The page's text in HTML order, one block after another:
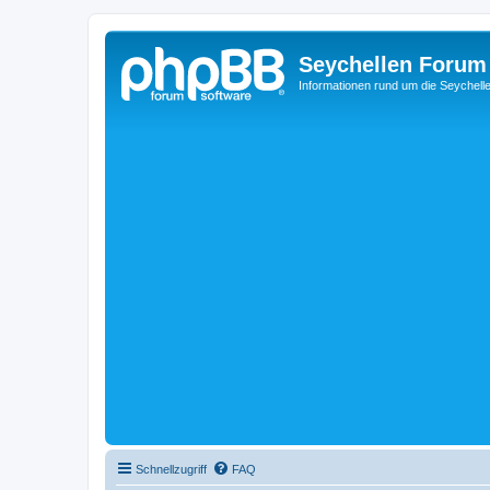
Seychellen Forum
Informationen rund um die
Schnellzugriff FAQ